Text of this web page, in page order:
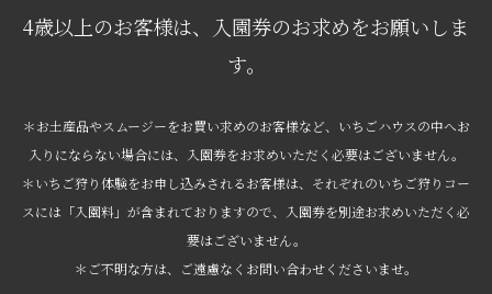
4歳以上のお客様は、入園券のお求めをお願いしま
す。
＊お土産品やスムージーをお買い求めのお客様など、いちごハウスの中へお
入りにならない場合には、入園券をお求めいただく必要はございません。
＊いちご狩り体験をお申し込みされるお客様は、それぞれのいちご狩りコー
スには「入園料」が含まれておりますので、入園券を別途お求めいただく必
要はございません。
＊ご不明な方は、ご遠慮なくお問い合わせくださいませ。